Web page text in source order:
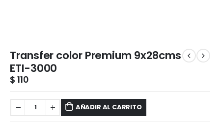
Transfer color Premium 9x28cms
ETI-3000
$ 110
AÑADIR AL CARRITO